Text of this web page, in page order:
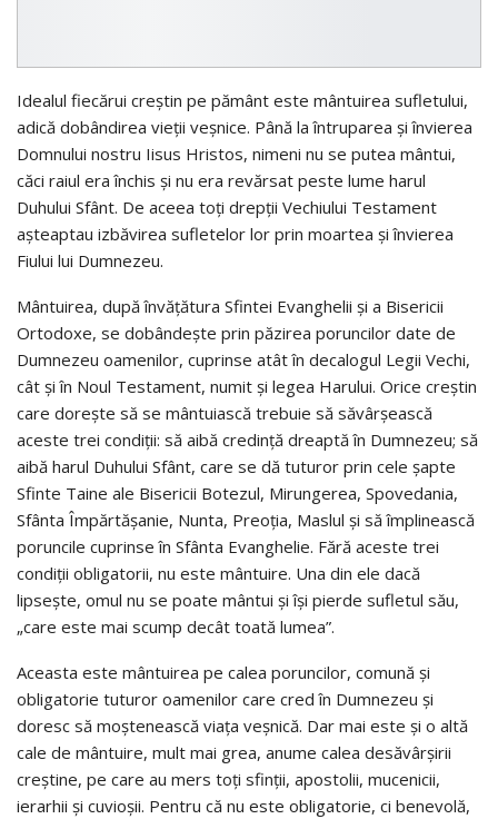
Idealul fiecărui creștin pe pământ este mântuirea sufletului,
adică dobândirea vieții veșnice. Până la întruparea și învierea
Domnului nostru Iisus Hristos, nimeni nu se putea mântui,
căci raiul era închis și nu era revărsat peste lume harul
Duhului Sfânt. De aceea toți drepții Vechiului Testament
așteaptau izbăvirea sufletelor lor prin moartea și învierea
Fiului lui Dumnezeu.
Mântuirea, după învățătura Sfintei Evanghelii și a Bisericii
Ortodoxe, se dobândește prin păzirea poruncilor date de
Dumnezeu oamenilor, cuprinse atât în decalogul Legii Vechi,
cât și în Noul Testament, numit și legea Harului. Orice creștin
care dorește să se mântuiască trebuie să săvârșească
aceste trei condiții: să aibă credință dreaptă în Dumnezeu; să
aibă harul Duhului Sfânt, care se dă tuturor prin cele șapte
Sfinte Taine ale Bisericii Botezul, Mirungerea, Spovedania,
Sfânta Împărtășanie, Nunta, Preoția, Maslul și să împlinească
poruncile cuprinse în Sfânta Evanghelie. Fără aceste trei
condiții obligatorii, nu este mântuire. Una din ele dacă
lipsește, omul nu se poate mântui și își pierde sufletul său,
„care este mai scump decât toată lumea”.
Aceasta este mântuirea pe calea poruncilor, comună și
obligatorie tuturor oamenilor care cred în Dumnezeu și
doresc să moștenească viața veșnică. Dar mai este și o altă
cale de mântuire, mult mai grea, anume calea desăvârșirii
creștine, pe care au mers toți sfinții, apostolii, mucenicii,
ierarhii și cuvioșii. Pentru că nu este obligatorie, ci benevolă,